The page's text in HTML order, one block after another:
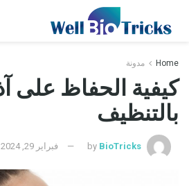
Home مدونة
كيفية الحفاظ على
بالتنظيف
by BioTricks فبراير 29, 2024